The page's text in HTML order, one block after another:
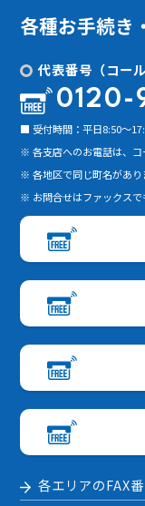
各種お手続き
代表番号（コー
0120-
■ 受付時間：平日8:50～
※ 各支店へのお電話は、コ
※ 各地区で同じ町名があり
※ お問合せはファックス
各エリアのFAX